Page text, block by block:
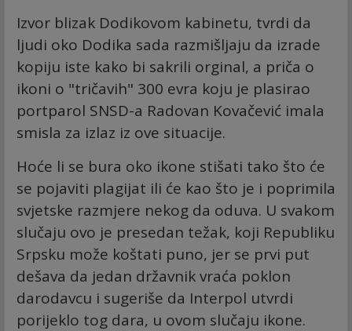
Izvor blizak Dodikovom kabinetu, tvrdi da
ljudi oko Dodika sada razmišljaju da izrade
kopiju iste kako bi sakrili orginal, a priča o
ikoni o "tričavih" 300 evra koju je plasirao
portparol SNSD-a Radovan Kovačević imala
smisla za izlaz iz ove situacije.
Hoće li se bura oko ikone stišati tako što će
se pojaviti plagijat ili će kao što je i poprimila
svjetske razmjere nekog da oduva. U svakom
slučaju ovo je presedan težak, koji Republiku
Srpsku može koštati puno, jer se prvi put
dešava da jedan državnik vraća poklon
darodavcu i sugeriše da Interpol utvrdi
porijeklo tog dara, u ovom slučaju ikone.